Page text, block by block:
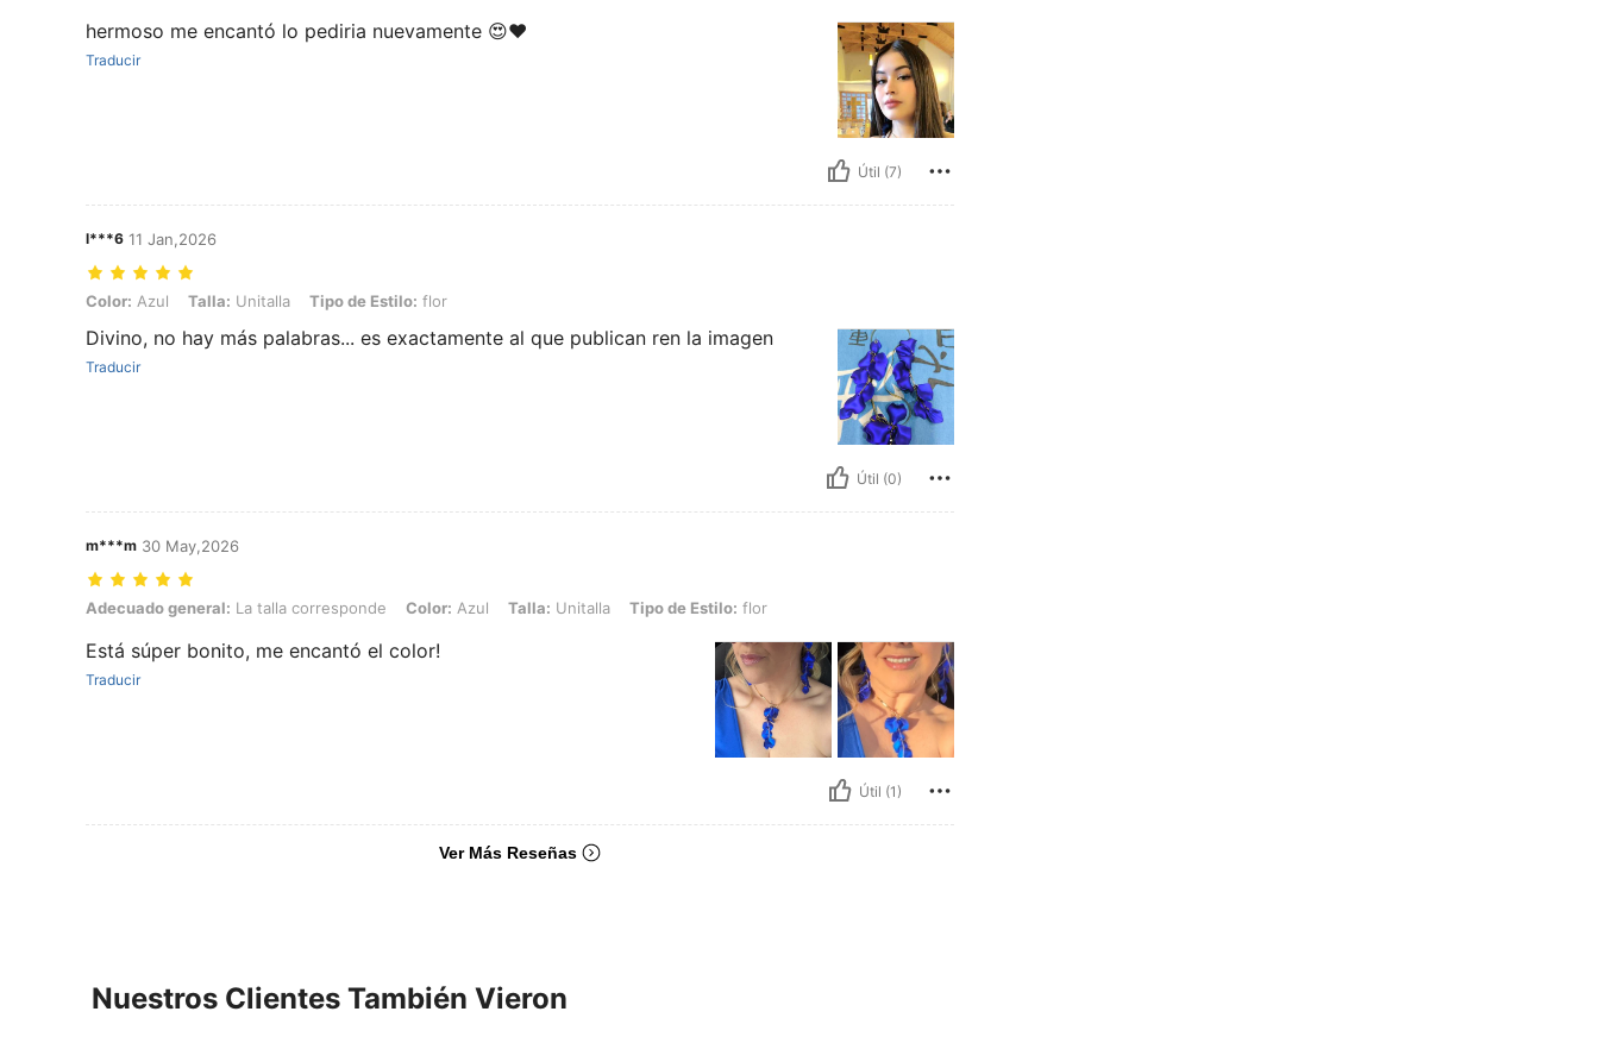
hermoso me encantó lo pediria nuevamente 😍❤️
Traducir
Útil (7)
l***6 11 Jan,2026
Color: Azul, Talla: Unitalla, Tipo de Estilo: flor
Color: Azul Talla: Unitalla Tipo de Estilo: flor
Divino, no hay más palabras... es exactamente al que publican ren la imagen
Traducir
Útil (0)
m***m 30 May,2026
Adecuado general: La talla corresponde, Color: Azul, Talla: Unitalla, Tipo de Estilo: flor
Adecuado general: La talla corresponde Color: Azul Talla: Unitalla Tipo de Estilo: flor
Está súper bonito, me encantó el color!
Traducir
Útil (1)
Ver Más Reseñas
Nuestros Clientes También Vieron